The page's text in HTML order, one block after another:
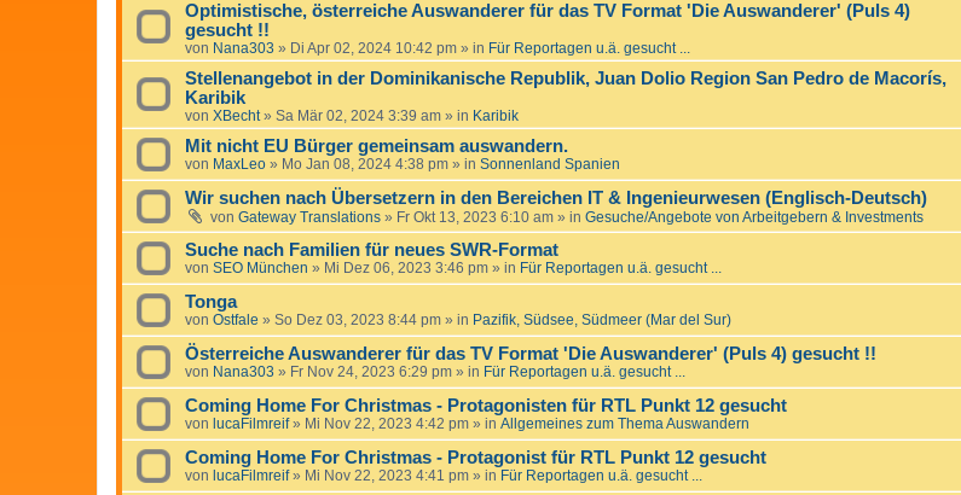
Optimistische, österreiche Auswanderer für das TV Format 'Die Auswanderer' (Puls 4)
gesucht !!
von Nana303 » Di Apr 02, 2024 10:42 pm » in Für Reportagen u.ä. gesucht ...
Stellenangebot in der Dominikanische Republik, Juan Dolio Region San Pedro de Macorís,
Karibik
von XBecht» Sa Mär 02, 2024 3:39 am » in Karibik
Mit nicht EU Bürger gemeinsam auswandern.
von MaxLeo » Mo Jan 08, 2024 4:38 pm » in Sonnenland Spanien
Wir suchen nach Übersetzern in den Bereichen IT & Ingenieurwesen (Englisch-Deutsch)
von Gateway Translations » Fr Okt 13, 2023 6:10 am » in Gesuche/Angebote von Arbeitgebern & Investments
Suche nach Familien für neues SWR-Format
von SEO München » Mi Dez 06, 2023 3:46 pm » in Für Reportagen u.ä. gesucht ...
Tonga
von Ostfale » So Dez 03, 2023 8:44 pm » in Pazifik, Südsee, Südmeer (Mar del Sur)
Österreiche Auswanderer für das TV Format 'Die Auswanderer' (Puls 4) gesucht !!
von Nana303 » Fr Nov 24, 2023 6:29 pm » in Für Reportagen u.ä. gesucht ...
Coming Home For Christmas - Protagonisten für RTL Punkt 12 gesucht
von lucaFilmreif» Mi Nov 22, 2023 4:42 pm » in Allgemeines zum Thema Auswandern
Coming Home For Christmas - Protagonist für RTL Punkt 12 gesucht
von lucaFilmreif» Mi Nov 22, 2023 4:41 pm » in Für Reportagen u.ä. gesucht ...